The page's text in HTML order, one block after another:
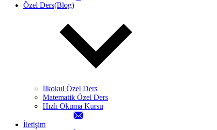
Özel Ders(Blog)
İlkokul Özel Ders
Matematik Özel Ders
Hızlı Okuma Kursu
İletişim